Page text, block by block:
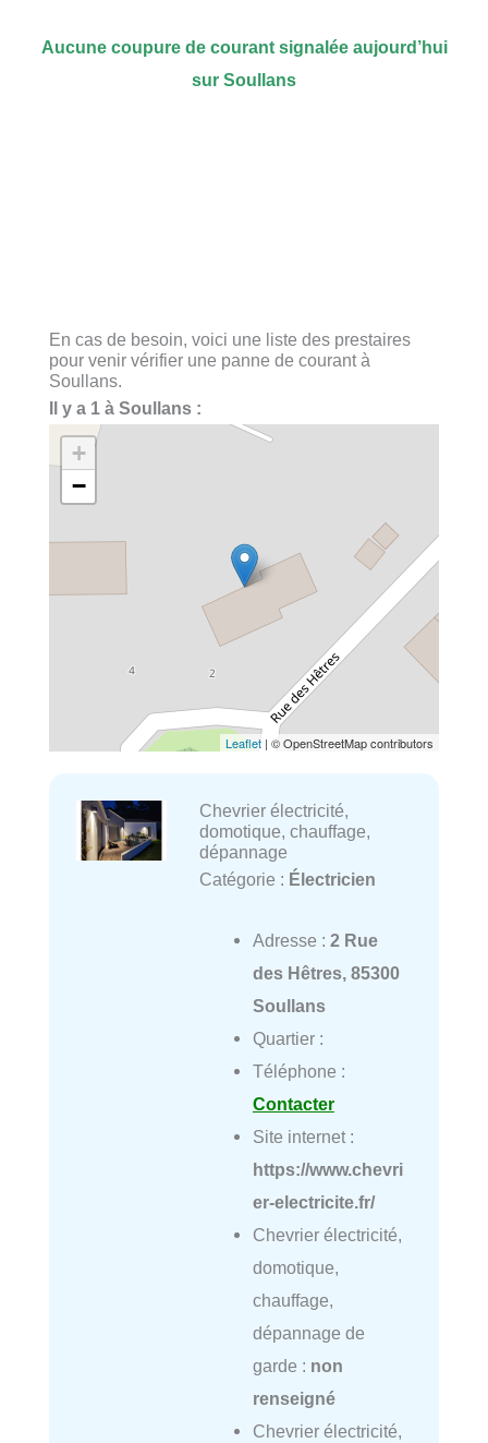
Aucune coupure de courant signalée aujourd’hui
sur Soullans
En cas de besoin, voici une liste des prestaires
pour venir vérifier une panne de courant à
Soullans.
Il y a 1 à Soullans :
+
−
Leaflet | © OpenStreetMap contributors
Chevrier électricité,
domotique, chauffage,
dépannage
Catégorie : Électricien
Adresse : 2 Rue
des Hêtres, 85300
Soullans
Quartier :
Téléphone :
Contacter
Site internet :
https://www.chevri
er-electricite.fr/
Chevrier électricité,
domotique,
chauffage,
dépannage de
garde : non
renseigné
Chevrier électricité,